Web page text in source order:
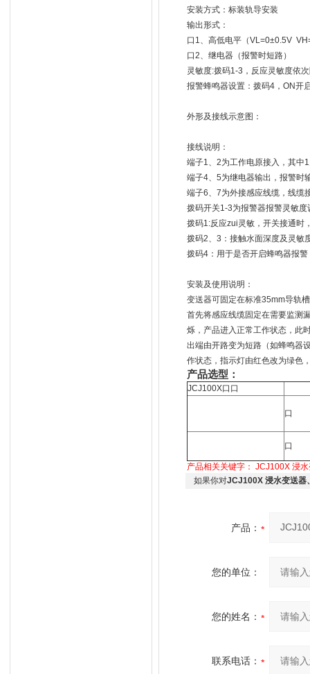
安装方式：标装轨导安装
输出形式：
口1、高低电平（VL=0±0.5V
口2、继电器（报警时短路）
灵敏度:拨码1-3，反应灵敏度依
报警蜂鸣器设置：拨码4，ON开
外形及接线示意图：
接线说明：
端子1、2为工作电原接入，其中
端子4、5为继电器输出，报警时
端子6、7为外接感应线缆，线缆
拨码开关1-3为报警器报警灵敏度
拨码1:反应zui灵敏，开关接通时
拨码2、3：接触水面深度及灵敏
拨码4：用于是否开启蜂鸣器报
安装及使用说明：
变送器可固定在标准35mm导轨
首先将感应线缆固定在需要监测
烁，产品进入正常工作状态，此
出端由开路变为短路（如蜂鸣器
作状态，指示灯由红色改为绿色
产品选型：
JCJ100X口口
口
口
产品相关关键字： JCJ100X 浸
如果你对JCJ100X 浸水变送器
产品：
您的单位：
您的姓名：
联系电话：